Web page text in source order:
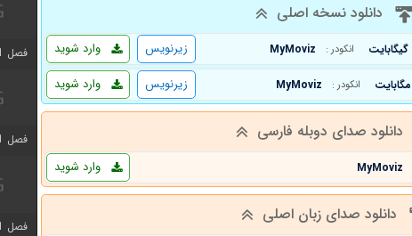
دانلود نسخه اصلی
انکودر : MyMoviz وارد شوید
زیرنویس
انکودر : MyMoviz وارد شوید زیرنویس
دانلود صدای دوبله فارسی
MyMoviz وارد شوید
دانلود صدای زبان اصلی
فصل 1 قسمت 3 اضافه شد
فصل 1 قسمت 4 اضافه شد
فصل 1 قسمت 6 اضافه شد